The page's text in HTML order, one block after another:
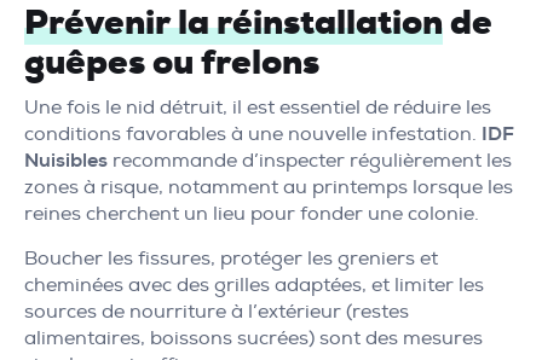
Prévenir la réinstallationde
guêpes ou frelons
Une fois le nid détruit, il est essentiel de réduire les
conditions favorables à une nouvelle infestation. IDF
Nuisibles recommande d’inspecter régulièrement les
zones à risque, notamment au printemps lorsque les
reines cherchent un lieu pour fonder une colonie.
Boucher les fissures, protéger les greniers et
cheminées avec des grilles adaptées, et limiter les
sources de nourriture à l’extérieur (restes
alimentaires, boissons sucrées) sont des mesures